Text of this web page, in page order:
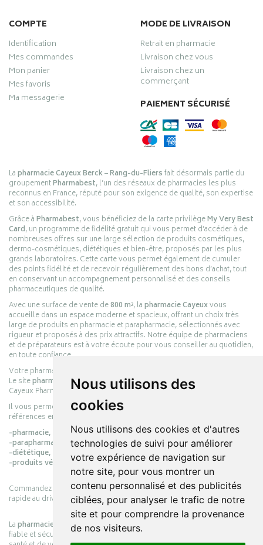
Nous utilisons des
cookies
Nous utilisons des cookies et d'autres
technologies de suivi pour améliorer
votre expérience de navigation sur
notre site, pour vous montrer un
contenu personnalisé et des publicités
ciblées, pour analyser le trafic de notre
site et pour comprendre la provenance
de nos visiteurs.
COMPTE
Identification
Mes commandes
Mon panier
Mes favoris
Ma messagerie
MODE DE LIVRAISON
Retrait en pharmacie
Livraison chez vous
Livraison chez un
commerçant
PAIEMENT SÉCURISÉ
Lapharmacie Cayeux Berck – Rang-du-Fliersfait désormais partie du
groupementPharmabest, l’un des réseaux de pharmacies les plus
reconnus en France, réputé pour son exigence de qualité, son expertise
et son accessibilité.
Grâce àPharmabest, vous bénéficiez de la carte privilègeMy Very Best
Card, un programme de fidélité gratuit qui vous permet d’accéder à de
nombreuses offres sur une large sélection de produits cosmétiques,
dermo-cosmétiques, diététiques et bien-être, proposés par les plus
grands laboratoires. Cette carte vous permet également de cumuler
des points fidélité et de recevoir régulièrement des bons d’achat, tout
en conservant un accompagnement personnalisé et des conseils
pharmaceutiques de qualité.
Avec une surface de vente de800 m², lapharmacie Cayeuxvous
accueille dans un espace moderne et spacieux, offrant un choix très
large de produits en pharmacie et parapharmacie, sélectionnés avec
rigueur et proposés à des prix attractifs. Notre équipe de pharmaciens
et de préparateurs est à votre écoute pour vous conseiller au quotidien,
en toute confiance.
Votre pharmacie en ligne :
Le sitepharmacie-cayeux.frest le prolongement digital de la pharmacie
Cayeux Pharmabest Berck-sur-Mer – Rang-du-Fliers.
Il vous permet de réaliser vos achats en ligne parmi des milliers de
références en :
-pharmacie,
-parapharmacie,
-diététique,
-produits vétérinaires.
Commandez simplement vos produits en ligne et choisissez le retrait
rapide au drive ou la livraison à domicile, en toute simplicité.
Lapharmacie Cayeuxs’engage à vous offrir une expérience pratique,
fiable et sécurisée, en officine comme en ligne, au service de votre